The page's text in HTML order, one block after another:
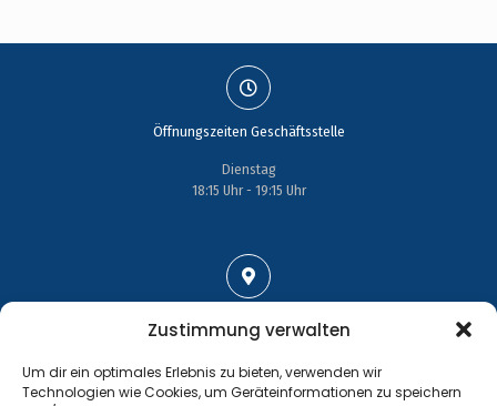
Zustimmung verwalten
Um dir ein optimales Erlebnis zu bieten, verwenden wir
Technologien wie Cookies, um Geräteinformationen zu speichern
Öffnungszeiten Geschäftsstelle
Dienstag
18:15 Uhr - 19:15 Uhr
Großenhainer Straße 17
01689 Wein­böhla